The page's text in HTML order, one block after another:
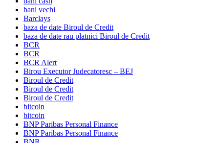
bani vechi
Barclays
baza de date Biroul de Credit
baza de date rau platnici Biroul de Credit
BCR
BCR
BCR Alert
Birou Executor Judecatoresc – BEJ
Biroul de Credit
Biroul de Credit
Biroul de Credit
bitcoin
bitcoin
BNP Paribas Personal Finance
BNP Paribas Personal Finance